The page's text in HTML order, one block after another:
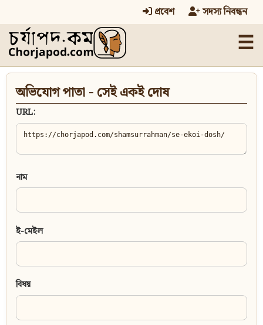
প্রবেশ সদস্য নিবন্ধন
☰
অভিযোগ পাতা - সেই একই দোষ
URL:
নাম
ই-মেইল
বিষয়